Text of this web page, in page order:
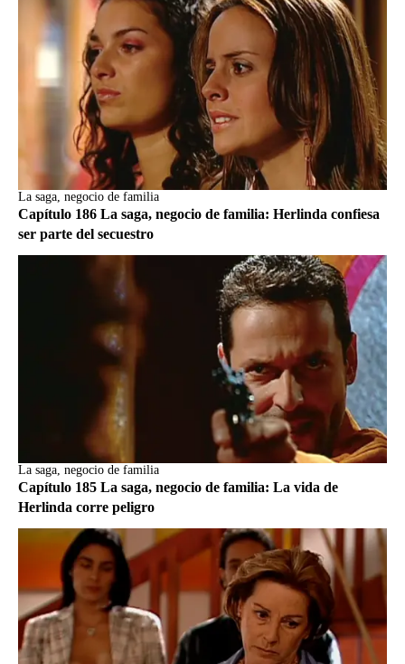
La saga, negocio de familia
Capítulo 186 La saga, negocio de familia: Herlinda confiesa
ser parte del secuestro
La saga, negocio de familia
Capítulo 185 La saga, negocio de familia: La vida de
Herlinda corre peligro